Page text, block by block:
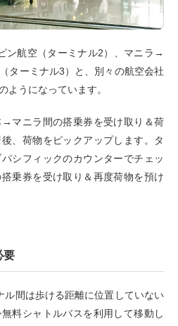
ン航空（ターミナル2）、マニラ→
ターミナル3）と、別々の航空会社
ようになっています。
→マニラ間の搭乗券を受け取り＆荷
、荷物をピックアップします。タ
シフィックのカウンターでチェッ
乗券を受け取り＆再度荷物を預け
要
ル間は歩ける距離に位置していない
料シャトルバスを利用して移動し